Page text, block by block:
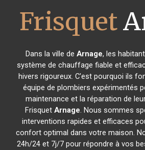
Frisquet
Dans la ville deArnage, les
système de chauffage fiable et
hivers rigoureux. C'est pourquoi ils
équipe de plombiers expérimentés
maintenance et la réparation de
FrisquetArnage. Nous sommes
interventions rapides et efficaces
confort optimal dans votre maison.
24h/24 et 7j/7 pour répondre à vos